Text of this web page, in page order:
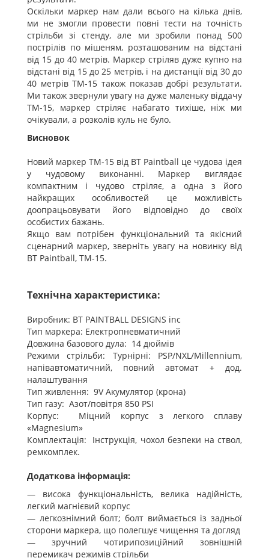
Оскільки маркер нам дали всього на кілька днів,
ми не змогли провести повні тести на точність
стрільби зі стенду, але ми зробили понад 500
пострілів по мішеням, розташованим на відстані
від 15 до 40 метрів. Маркер стріляв дуже купно на
відстані від 15 до 25 метрів, і на дистанції від 30 до
40 метрів TM-15 також показав добрі результати.
Ми також звернули увагу на дуже маленьку віддачу
TM-15, маркер стріляє набагато тихіше, ніж ми
очікували, а розколів куль не було.
Висновок
Новий маркер TM-15 від BT Paintball це чудова ідея
у чудовому виконанні. Маркер виглядає
компактним і чудово стріляє, а одна з його
найкращих особливостей це можливість
доопрацьовувати його відповідно до своїх
особистих бажань.
Якщо вам потрібен функціональний та якісний
сценарний маркер, зверніть увагу на новинку від
BT Paintball, TM-15.
Технічна характеристика:
Виробник: BT PAINTBALL DESIGNS inc
Тип маркера: Електропневматичний
Довжина базового дула: 14 дюймів
Режими стрільби: Турнірні: PSP/NXL/Millennium,
напівавтоматичний, повний автомат + дод.
налаштування
Тип живлення: 9V Акумулятор (крона)
Тип газу: Азот/повітря 850 PSI
Корпус: Міцний корпус з легкого сплаву
«Magnesium»
Комплектація: Інструкція, чохол безпеки на ствол,
ремкомплек.
Додаткова інформація:
— висока функціональність, велика надійність,
легкий магнієвий корпус
— легкознімний болт; болт виймається із задньої
сторони маркера, що полегшує чищення та догляд
— зручний чотирипозиційний зовнішній
перемикач режимів стрільби